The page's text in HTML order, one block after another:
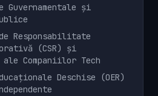
și
Responsabilitate
(CSR) și
ale Companiilor Tech
Deschise (OER)